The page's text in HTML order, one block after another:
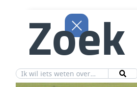
Vereniging
Ledeninfo
Zoek